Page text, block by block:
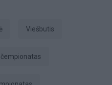
viešbutis
čempionatas